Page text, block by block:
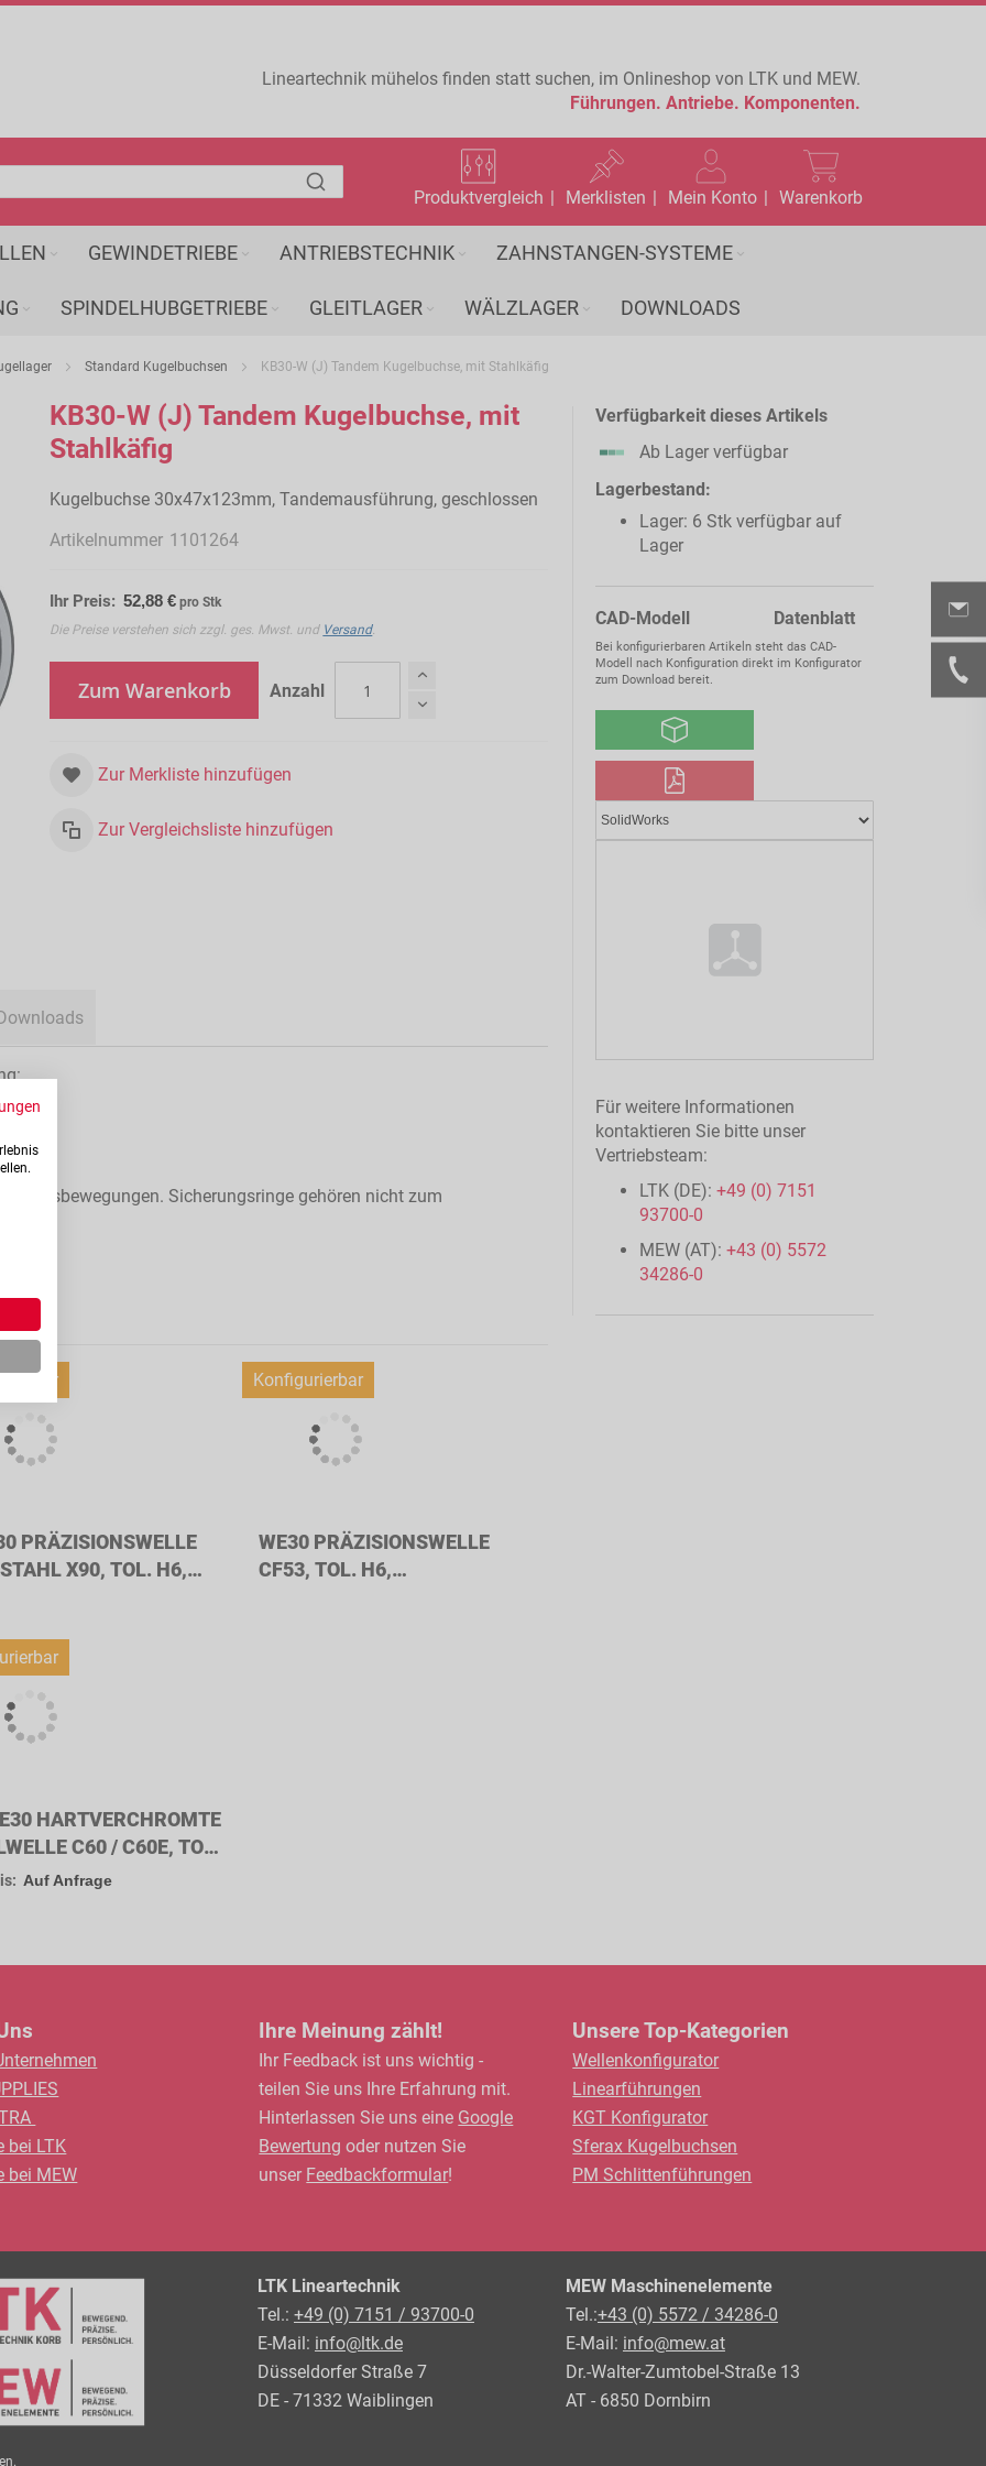
Lineartechnik mühelos finden statt suchen, im Onlineshop von LTK und MEW.
Führungen. Antriebe. Komponenten.
Warenkorb
Produktvergleich Merklisten Mein Konto
GEWINDETRIEBE ANTRIEBSTECHNIK ZAHNSTANGEN-SYSTEME
SPINDELHUBGETRIEBE GLEITLAGER WÄLZLAGER DOWNLOADS
Standard Kugelbuchsen KB30-W (J) Tandem Kugelbuchse, mit Stahlkäfig
KB30-W (J) Tandem Kugelbuchse, mit
Stahlkäfig
Kugelbuchse 30x47x123mm, Tandemausführung, geschlossen
Artikelnummer 1101264
Ihr Preis: 52,88 € pro Stk
Die Preise verstehen sich zzgl. ges. Mwst. und Versand.
Anzahl
Zum Warenkorb
Zur Merkliste hinzufügen
Zur Vergleichsliste hinzufügen
Verfügbarkeit dieses Artikels
Ab Lager verfügbar
Lagerbestand:
Lager: 6 Stk verfügbar auf
Lager
CAD-Modell Datenblatt
Bei konfigurierbaren Artikeln steht das CAD-
Modell nach Konfiguration direkt im Konfigurator
zum Download bereit.
Für weitere Informationen
kontaktieren Sie bitte unser
Vertriebsteam:
LTK (DE):+49 (0) 7151
93700-0
MEW (AT):+43 (0) 5572
34286-0
Längsbewegungen. Sicherungsringe gehören nicht zum
PRÄZISIONSWELLE
X90, TOL. H6,
Konfigurierbar
WE30 PRÄZISIONSWELLE
CF53, TOL. H6,
HARTVERCHROMTE
C60 / C60E, TOL.
Auf Anfrage
bei LTK
bei MEW
Ihre Meinung zählt!
Ihr Feedback ist uns wichtig -
teilen Sie uns Ihre Erfahrung mit.
Hinterlassen Sie uns eine Google
Bewertung oder nutzen Sie
unser Feedbackformular!
Unsere Top-Kategorien
Wellenkonfigurator
Linearführungen
KGT Konfigurator
Sferax Kugelbuchsen
PM Schlittenführungen
LTK Lineartechnik
Tel.: +49 (0) 7151 / 93700-0
E-Mail: info@ltk.de
Düsseldorfer Straße 7
DE - 71332 Waiblingen
MEW Maschinenelemente
Tel.:+43 (0) 5572 / 34286-0
E-Mail: info@mew.at
Dr.-Walter-Zumtobel-Straße 13
AT - 6850 Dornbirn